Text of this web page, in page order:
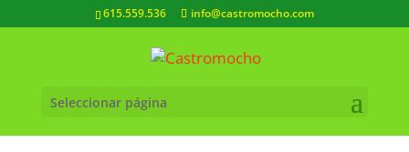
615.559.536 info@castromocho.com
Seleccionar página